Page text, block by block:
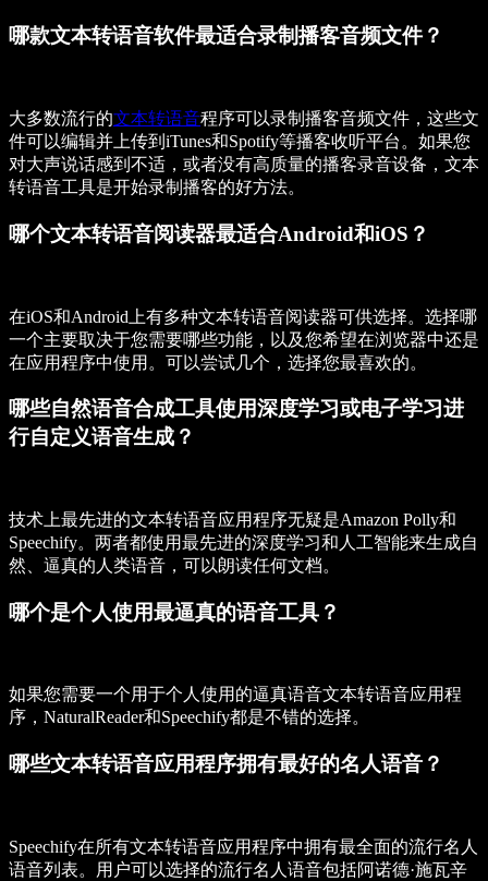
哪款文本转语音软件最适合录制播客音频文件？
大多数流行的文本转语音程序可以录制播客音频文件，这些文
件可以编辑并上传到iTunes和Spotify等播客收听平台。如果您
对大声说话感到不适，或者没有高质量的播客录音设备，文本
转语音工具是开始录制播客的好方法。
哪个文本转语音阅读器最适合Android和iOS？
在iOS和Android上有多种文本转语音阅读器可供选择。选择哪
一个主要取决于您需要哪些功能，以及您希望在浏览器中还是
在应用程序中使用。可以尝试几个，选择您最喜欢的。
哪些自然语音合成工具使用深度学习或电子学习进
行自定义语音生成？
技术上最先进的文本转语音应用程序无疑是Amazon Polly和
Speechify。两者都使用最先进的深度学习和人工智能来生成自
然、逼真的人类语音，可以朗读任何文档。
哪个是个人使用最逼真的语音工具？
如果您需要一个用于个人使用的逼真语音文本转语音应用程
序，NaturalReader和Speechify都是不错的选择。
哪些文本转语音应用程序拥有最好的名人语音？
Speechify在所有文本转语音应用程序中拥有最全面的流行名人
语音列表。用户可以选择的流行名人语音包括阿诺德·施瓦辛